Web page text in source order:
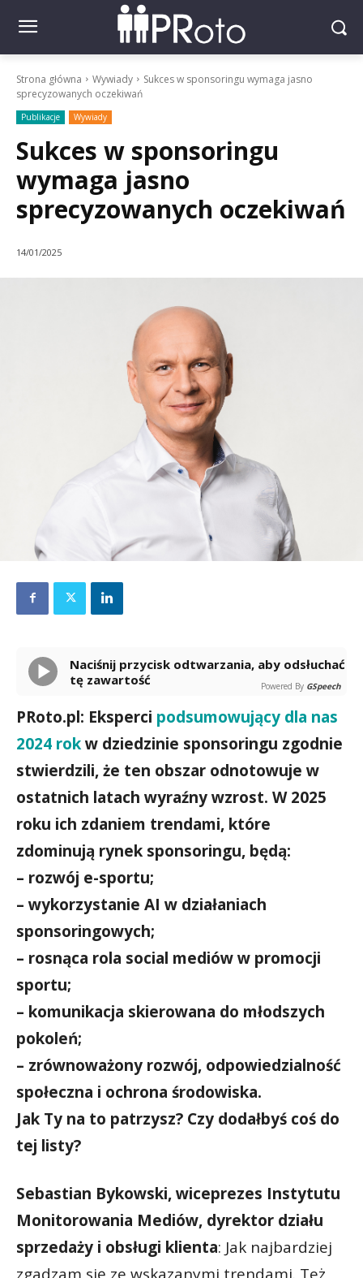
Strona główna Wywiady
Sukces w sponsoringu wymaga jasno
sprecyzowanych oczekiwań
Publikacje Wywiady
Sukces w sponsoringu
wymaga jasno
sprecyzowanych oczekiwań
14/01/2025
Naciśnij przycisk odtwarzania, aby odsłuchać
tę zawartość
Powered By GSpeech
PRoto.pl: Eksperci podsumowujący dla nas
2024 rokw dziedzinie sponsoringu zgodnie
stwierdzili, że ten obszar odnotowuje w
ostatnich latach wyraźny wzrost. W 2025
roku ich zdaniem trendami, które
zdominują rynek sponsoringu, będą:
– rozwój e-sportu;
– wykorzystanie AI w działaniach
sponsoringowych;
– rosnąca rola social mediów w promocji
sportu;
– komunikacja skierowana do młodszych
pokoleń;
– zrównoważony rozwój, odpowiedzialność
społeczna i ochrona środowiska.
Jak Ty na to patrzysz? Czy dodałbyś coś do
tej listy?
Sebastian Bykowski, wiceprezes Instytutu
Monitorowania Mediów, dyrektor działu
sprzedaży i obsługi klienta: Jak najbardziej